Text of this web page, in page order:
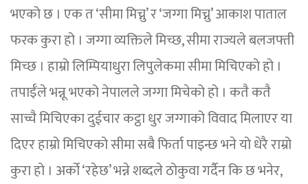
भएको छ । एक त ‘सीमा मिच्नु’ र ‘जग्गा मिच्नु’ आकाश पाताल
फरक कुरा हो । जग्गा व्यक्तिले मिच्छ, सीमा राज्यले बलजफ्ती
मिच्छ । हाम्रो लिम्पियाधुरा लिपुलेकमा सीमा मिचिएको हो ।
तपाईँले भन्नू भएको नेपालले जग्गा मिचेको हो । कतै कतै
साच्चै मिचिएका दुईचार कट्ठा धुर जग्गाको विवाद मिलाएर या
दिएर हाम्रो मिचिएको सीमा सबै फिर्ता पाइन्छ भने यो धेरै राम्रो
कुरा हो । अर्को ‘रहेछ’ भन्ने शब्दले ठोकुवा गर्दैन कि छ भनेर,